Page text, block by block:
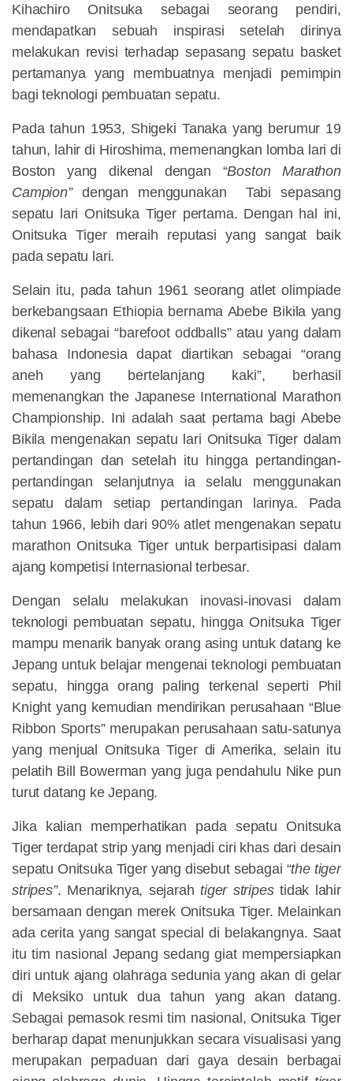
Kihachiro Onitsuka sebagai seorang pendiri,
mendapatkan sebuah inspirasi setelah dirinya
melakukan revisi terhadap sepasang sepatu basket
pertamanya yang membuatnya menjadi pemimpin
bagi teknologi pembuatan sepatu.
Pada tahun 1953, Shigeki Tanaka yang berumur 19
tahun, lahir di Hiroshima, memenangkan lomba lari di
Boston yang dikenal dengan “Boston Marathon
Campion”dengan menggunakan Tabi sepasang
sepatu lari Onitsuka Tiger pertama. Dengan hal ini,
Onitsuka Tiger meraih reputasi yang sangat baik
pada sepatu lari.
Selain itu, pada tahun 1961 seorang atlet olimpiade
berkebangsaan Ethiopia bernama Abebe Bikila yang
dikenal sebagai “barefoot oddballs” atau yang dalam
bahasa Indonesia dapat diartikan sebagai “orang
aneh yang bertelanjang kaki”, berhasil
memenangkan the Japanese International Marathon
Championship. Ini adalah saat pertama bagi Abebe
Bikila mengenakan sepatu lari Onitsuka Tiger dalam
pertandingan dan setelah itu hingga pertandingan-
pertandingan selanjutnya ia selalu menggunakan
sepatu dalam setiap pertandingan larinya. Pada
tahun 1966, lebih dari 90% atlet mengenakan sepatu
marathon Onitsuka Tiger untuk berpartisipasi dalam
ajang kompetisi Internasional terbesar.
Dengan selalu melakukan inovasi-inovasi dalam
teknologi pembuatan sepatu, hingga Onitsuka Tiger
mampu menarik banyak orang asing untuk datang ke
Jepang untuk belajar mengenai teknologi pembuatan
sepatu, hingga orang paling terkenal seperti Phil
Knight yang kemudian mendirikan perusahaan “Blue
Ribbon Sports” merupakan perusahaan satu-satunya
yang menjual Onitsuka Tiger di Amerika, selain itu
pelatih Bill Bowerman yang juga pendahulu Nike pun
turut datang ke Jepang.
Jika kalian memperhatikan pada sepatu Onitsuka
Tiger terdapat strip yang menjadi ciri khas dari desain
sepatu Onitsuka Tiger yang disebut sebagai “the tiger
stripes”. Menariknya, sejarahtiger stripestidak lahir
bersamaan dengan merek Onitsuka Tiger. Melainkan
ada cerita yang sangat special di belakangnya. Saat
itu tim nasional Jepang sedang giat mempersiapkan
diri untuk ajang olahraga sedunia yang akan di gelar
di Meksiko untuk dua tahun yang akan datang.
Sebagai pemasok resmi tim nasional, Onitsuka Tiger
berharap dapat menunjukkan secara visualisasi yang
merupakan perpaduan dari gaya desain berbagai